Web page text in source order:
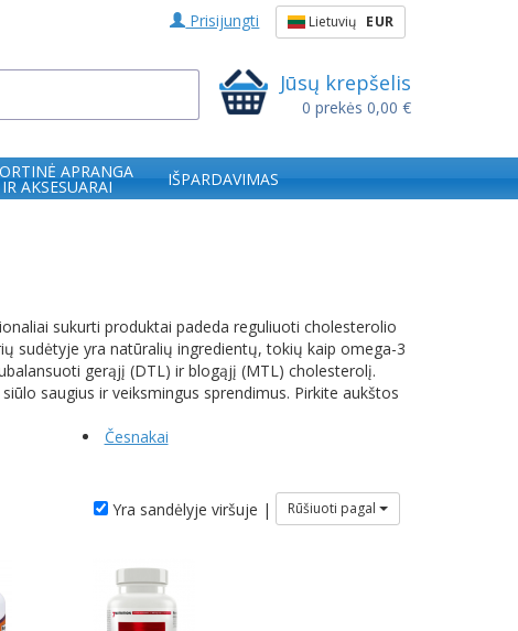
Prisijungti Lietuvių EUR
Jūsų krepšelis
0 prekės 0,00 €
APRANGA
IR AKSESUARAI
IŠPARDAVIMAS
sukurti produktai padeda reguliuoti cholesterolio
sudėtyje yra natūralių ingredientų, tokių kaip omega-3
gerąjį (DTL) ir blogąjį (MTL) cholesterolį.
saugius ir veiksmingus sprendimus. Pirkite aukštos
Česnakai
Yra sandėlyje viršuje | Rūšiuoti pagal